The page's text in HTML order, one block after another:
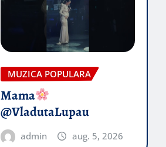
MUZICA POPULARA
Mama
@VladutaLupau
admin aug. 5, 2026